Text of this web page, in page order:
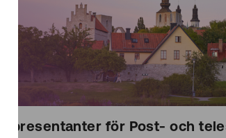
Representanter för Post- och